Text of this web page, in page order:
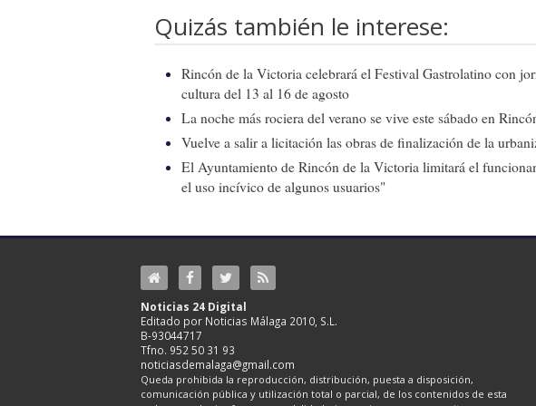
Quizás también le interese:
Rincón de la Victoria celebrará el Festival Gastrolatino con
cultura del 13 al 16 de agosto
La noche más rociera del verano se vive este sábado en
Vuelve a salir a licitación las obras de finalización de la
El Ayuntamiento de Rincón de la Victoria limitará el
el uso incívico de algunos usuarios"
Noticias 24 Digital
Editado por Noticias Málaga 2010, S.L.
B-93044717
Tfno. 952 50 31 93
noticiasdemalaga@gmail.com
Queda prohibida la reproducción, distribución, puesta a disposición,
comunicación pública y utilización total o parcial, de los contenidos de esta